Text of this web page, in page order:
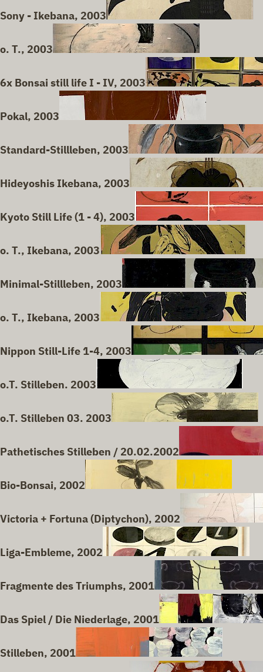
Sony - Ikebana, 2003
o. T., 2003
6x Bonsai still life I - IV, 2003
Pokal, 2003
Standard-Stillleben, 2003
Hideyoshis Ikebana, 2003
Kyoto Still Life (1 - 4), 2003
o. T., Ikebana, 2003
Minimal-Stillleben, 2003
o. T., Ikebana, 2003
Nippon Still-Life 1-4, 2003
o.T. Stilleben. 2003
o.T. Stilleben 03. 2003
Pathetisches Stilleben / 20.02.2002
Bio-Bonsai, 2002
Victoria + Fortuna (Diptychon), 2002
Liga-Embleme, 2002
Fragmente des Triumphs, 2001
Das Spiel / Die Niederlage, 2001
Stilleben, 2001